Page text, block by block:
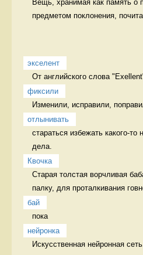
Вещь, хранимая как память
предметом поклонения,
экселент
От английского слова
фиксили
Изменили, исправили,
отлынивать
стараться избежать какого-то
дела.
Квочка
Старая толстая ворчливая
палку, для проталкивания
бай
пока
нейронка
Искусственная нейронная сеть.